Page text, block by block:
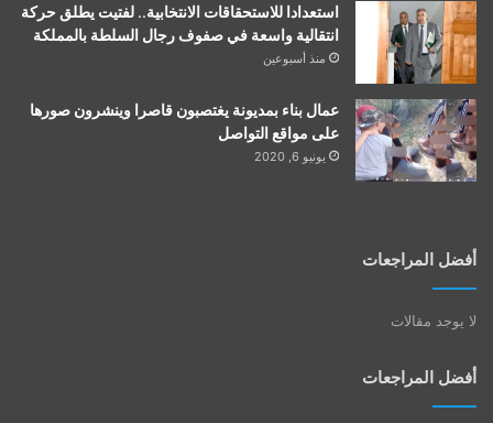
استعدادا للاستحقاقات الانتخابية.. لفتيت يطلق حركة
انتقالية واسعة في صفوف رجال السلطة بالمملكة
منذ أسبوعين
عمال بناء بمديونة يغتصبون قاصرا وينشرون صورها
على مواقع التواصل
يونيو 6, 2020
أفضل المراجعات
لا يوجد مقالات
أفضل المراجعات